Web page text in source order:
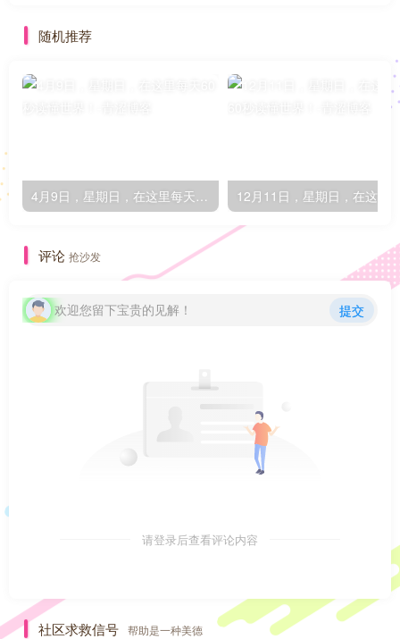
随机推荐
评论 抢沙发
欢迎您留下宝贵的见解！ 提交
请登录后查看评论内容
社区求救信号 帮助是一种美德